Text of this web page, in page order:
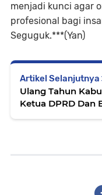
menjadi kunci agar
profesional bagi
Seguguk.***(Yan)
Artikel Selanjutnya
Ulang Tahun
Ketua DPRD